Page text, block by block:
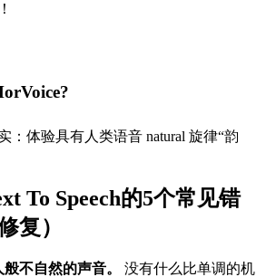
：体验具有人类语音 natural 旋律“韵
To Speech的5个常见错
复）
不自然的声音。
没有什么比单调的机